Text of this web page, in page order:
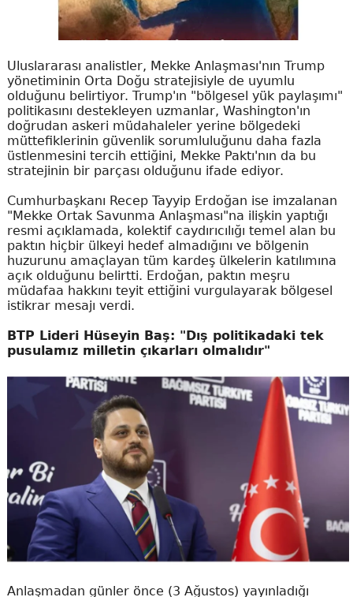
Uluslararası analistler, Mekke Anlaşması'nın Trump
yönetiminin Orta Doğu stratejisiyle de uyumlu
olduğunu belirtiyor. Trump'ın "bölgesel yük paylaşımı"
politikasını destekleyen uzmanlar, Washington'ın
doğrudan askeri müdahaleler yerine bölgedeki
müttefiklerinin güvenlik sorumluluğunu daha fazla
üstlenmesini tercih ettiğini, Mekke Paktı'nın da bu
stratejinin bir parçası olduğunu ifade ediyor.
Cumhurbaşkanı Recep Tayyip Erdoğan ise imzalanan
"Mekke Ortak Savunma Anlaşması"na ilişkin yaptığı
resmi açıklamada, kolektif caydırıcılığı temel alan bu
paktın hiçbir ülkeyi hedef almadığını ve bölgenin
huzurunu amaçlayan tüm kardeş ülkelerin katılımına
açık olduğunu belirtti. Erdoğan, paktın meşru
müdafaa hakkını teyit ettiğini vurgulayarak bölgesel
istikrar mesajı verdi.
BTP Lideri Hüseyin Baş: "Dış politikadaki tek
pusulamız milletin çıkarları olmalıdır"
Anlaşmadan günler önce (3 Ağustos) yayınladığı